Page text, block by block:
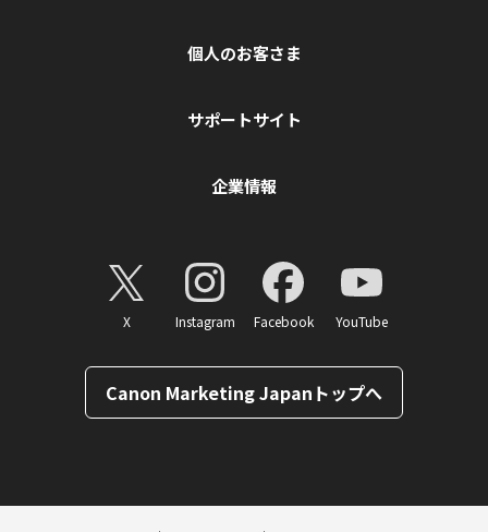
個人のお客さま
サポートサイト
企業情報
X Instagram Facebook YouTube
Canon Marketing Japanトップへ